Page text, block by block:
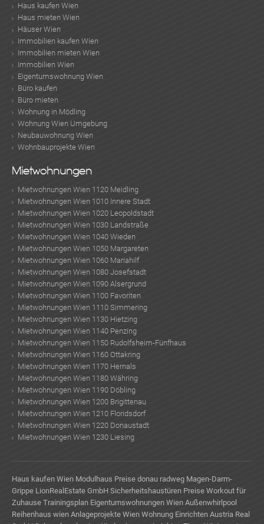
Haus kaufen Wien
Haus mieten Wien
Häuser Wien
Immobilien kaufen Wien
Immobilien mieten Wien
Immobilien Wien
Eigentumswohnung Wien
Büro kaufen
Büro mieten
Wohnung in Mödling
Wohnung Wien Umgebung
Neubauwohnung Wien
Wohnbauprojekte Wien
Mietwohnungen
Mietwohnungen Wien 1120 Meidling
Mietwohnungen Wien 1010 Innere Stadt
Mietwohnungen Wien 1020 Leopoldstadt
Mietwohnungen Wien 1030 Landstraße
Mietwohnungen Wien 1040 Wieden
Mietwohnungen Wien 1050 Margareten
Mietwohnungen Wien 1060 Mariahilf
Mietwohnungen Wien 1080 Josefstadt
Mietwohnungen Wien 1090 Alsergrund
Mietwohnungen Wien 1100 Favoriten
Mietwohnungen Wien 1110 Simmering
Mietwohnungen Wien 1130 Hietzing
Mietwohnungen Wien 1140 Penzing
Mietwohnungen Wien 1150 Rudolfsheim-Fünfhaus
Mietwohnungen Wien 1160 Ottakring
Mietwohnungen Wien 1170 Hernals
Mietwohnungen Wien 1180 Währing
Mietwohnungen Wien 1190 Döbling
Mietwohnungen Wien 1200 Brigittenau
Mietwohnungen Wien 1210 Floridsdorf
Mietwohnungen Wien 1220 Donaustadt
Mietwohnungen Wien 1230 Liesing
Haus kaufen Wien Modulhaus Preise donau radweg Magen-Darm-
Grippe LionRealEstate GmbH Sicherheitshaustüren Preise Workout für
Zuhause Trainingsplan Eigentumswohnungen Wien Außenwhirlpool
Reihenhaus wien Anlageprojekte Wien Wohnung Einrichten Austria Real